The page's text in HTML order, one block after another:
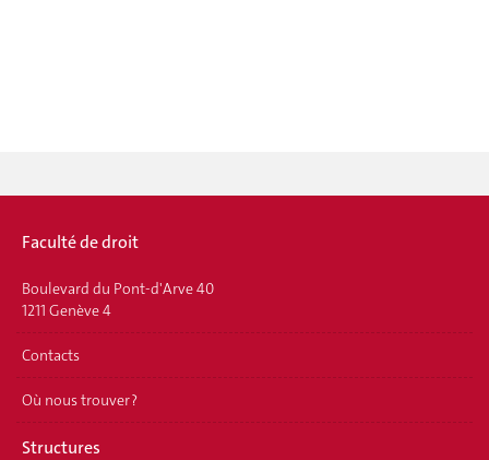
Faculté de droit
Boulevard du Pont-d'Arve 40
1211 Genève 4
Contacts
Où nous trouver ?
Structures